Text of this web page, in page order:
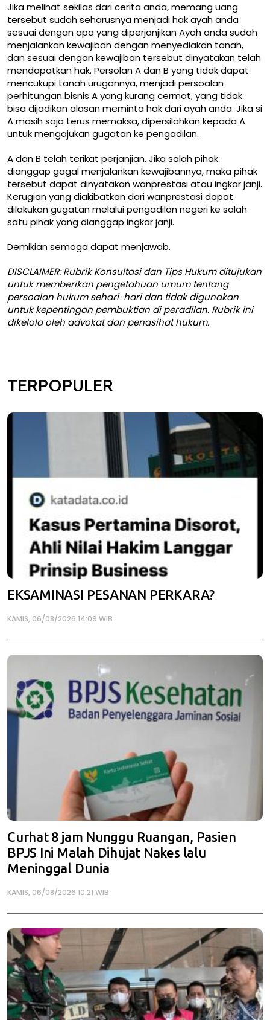
Jika melihat sekilas dari cerita anda, memang uang
tersebut sudah seharusnya menjadi hak ayah anda
sesuai dengan apa yang diperjanjikan Ayah anda sudah
menjalankan kewajiban dengan menyediakan tanah,
dan sesuai dengan kewajiban tersebut dinyatakan telah
mendapatkan hak. Persolan A dan B yang tidak dapat
mencukupi tanah urugannya, menjadi persoalan
perhitungan bisnis A yang kurang cermat, yang tidak
bisa dijadikan alasan meminta hak dari ayah anda. Jika si
A masih saja terus memaksa, dipersilahkan kepada A
untuk mengajukan gugatan ke pengadilan.
A dan B telah terikat perjanjian. Jika salah pihak
dianggap gagal menjalankan kewajibannya, maka pihak
tersebut dapat dinyatakan wanprestasi atau ingkar janji.
Kerugian yang diakibatkan dari wanprestasi dapat
dilakukan gugatan melalui pengadilan negeri ke salah
satu pihak yang dianggap ingkar janji.
Demikian semoga dapat menjawab.
DISCLAIMER: Rubrik Konsultasi dan Tips Hukum ditujukan
untuk memberikan pengetahuan umum tentang
persoalan hukum sehari-hari dan tidak digunakan
untuk kepentingan pembuktian di peradilan. Rubrik ini
dikelola oleh advokat dan penasihat hukum.
TERPOPULER
EKSAMINASI PESANAN PERKARA?
KAMIS, 06/08/2026 14:09 WIB
Curhat 8 jam Nunggu Ruangan, Pasien
BPJS Ini Malah Dihujat Nakes lalu
Meninggal Dunia
KAMIS, 06/08/2026 10:21 WIB